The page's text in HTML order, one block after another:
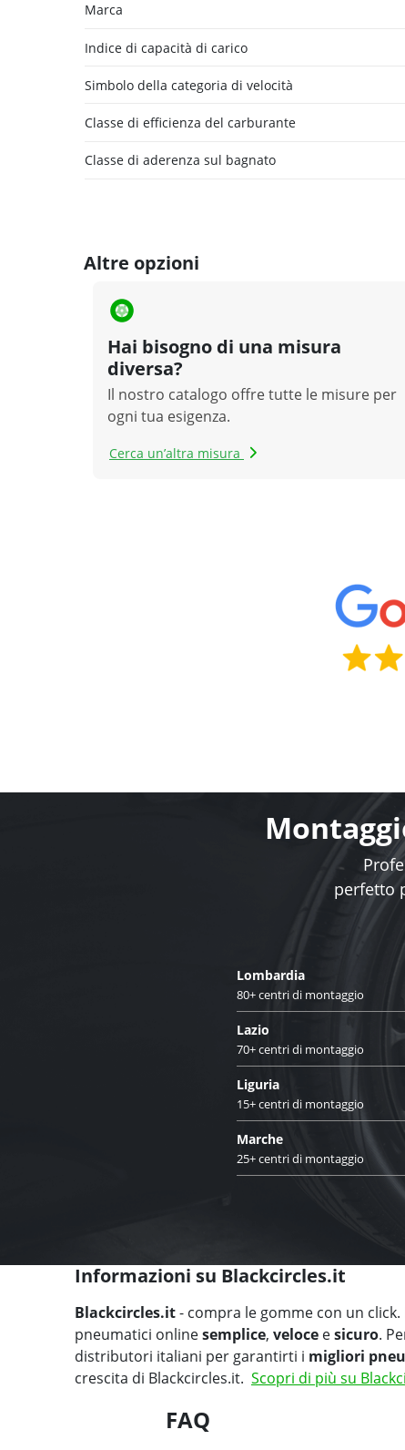
Marca
Indice di capacità di carico
Simbolo della categoria di velocità
Classe di efficienza del carburante
Classe di aderenza sul bagnato
Altre opzioni
Hai bisogno di una misura
diversa?
Il nostro catalogo offre tutte le misure per
ogni tua esigenza.
Cerca un’altra misura
perfetto
Lombardia
80+ centri di montaggio
Lazio
70+ centri di montaggio
Liguria
15+ centri di montaggio
Marche
25+ centri di montaggio
Informazioni su Blackcircles.it
Blackcircles.it- compra le gomme con un
pneumatici onlinesemplice, veloce esicuro.
distributori italiani per garantirti i migliori
crescita di Blackcircles.it. Scopri di più su
FAQ